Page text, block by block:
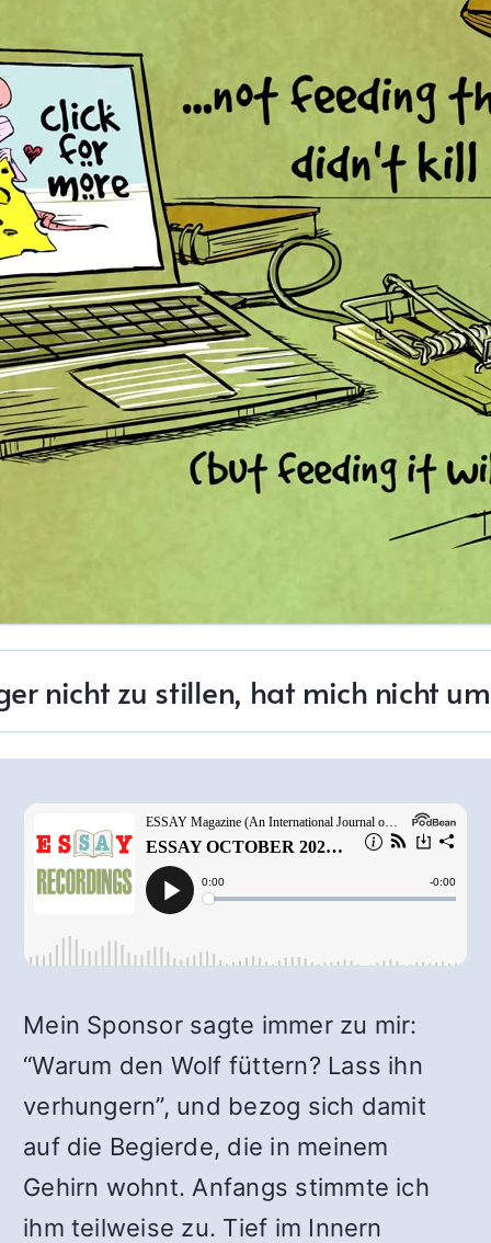
nicht zu stillen, hat mich nicht
Mein Sponsor sagte immer zu mir:
“Warum den Wolf füttern? Lass ihn
verhungern”, und bezog sich damit
auf die Begierde, die in meinem
Gehirn wohnt. Anfangs stimmte ich
ihm teilweise zu. Tief im Innern